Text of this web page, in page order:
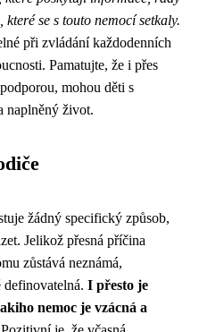
se s touto nemocí setkaly.
při zvládání každodenních
Pamatujte, že i přes
mohou děti s
naplněný život.
žádný specifický způsob,
Jelikož přesná příčina
zůstává neznámá,
I přesto je
nemoc je vzácná a